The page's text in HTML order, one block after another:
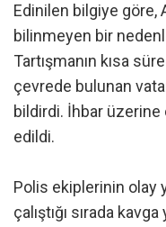
Edinilen bilgiye göre,
bilinmeyen bir
Tartışmanın kısa
çevrede bulunan
bildirdi. İhbar
edildi.
Polis ekiplerinin olay
çalıştığı sırada